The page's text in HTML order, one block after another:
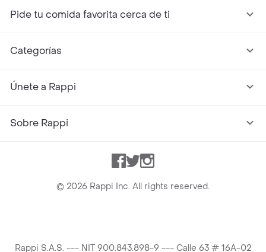
Pide tu comida favorita cerca de ti
Categorías
Únete a Rappi
Sobre Rappi
Facebook
TwitterInstagram
© 2026 Rappi Inc. All rights reserved.
Rappi S.A.S. --- NIT 900.843.898-9 --- Calle 63 # 16A-02